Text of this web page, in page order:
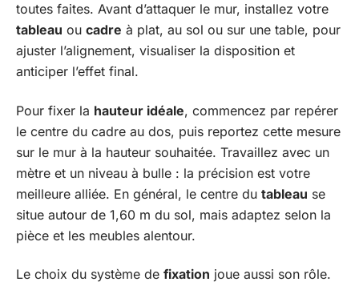
toutes faites. Avant d’attaquer le mur, installez votre
tableau ou cadre à plat, au sol ou sur une table, pour
ajuster l’alignement, visualiser la disposition et
anticiper l’effet final.
Pour fixer la hauteur idéale, commencez par repérer
le centre du cadre au dos, puis reportez cette mesure
sur le mur à la hauteur souhaitée. Travaillez avec un
mètre et un niveau à bulle : la précision est votre
meilleure alliée. En général, le centre du tableau se
situe autour de 1,60 m du sol, mais adaptez selon la
pièce et les meubles alentour.
Le choix du système de fixation joue aussi son rôle.